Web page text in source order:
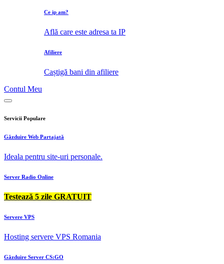
Ce ip am?
Află care este adresa ta IP
Afiliere
Caștigă bani din afiliere
Contul Meu
Servicii Populare
Găzduire Web Partajată
Ideala pentru site-uri personale.
Server Radio Online
Testează 5 zile GRATUIT
Servere VPS
Hosting servere VPS Romania
Găzduire Server CS:GO